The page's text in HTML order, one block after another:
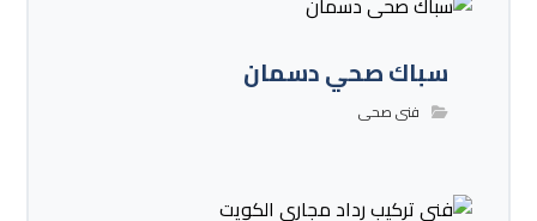
سباك صحي دسمان
فنى صحى